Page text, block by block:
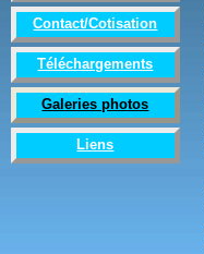
Contact/Cotisation
Téléchargements
Liens
Galeries photos